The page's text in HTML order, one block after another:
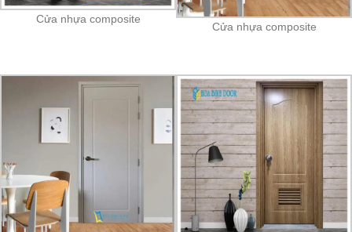
Cửa nhựa composite
Cửa nhựa composite